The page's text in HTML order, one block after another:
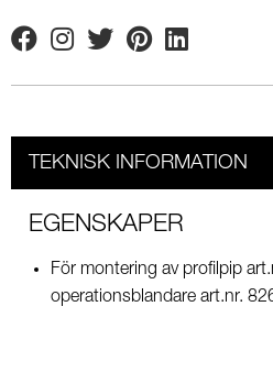
FacebookInstagram
TwitterPinterestLinkedin
TEKNISK INFORMATION
EGENSKAPER
För montering av profilpip
operationsblandare art.nr.